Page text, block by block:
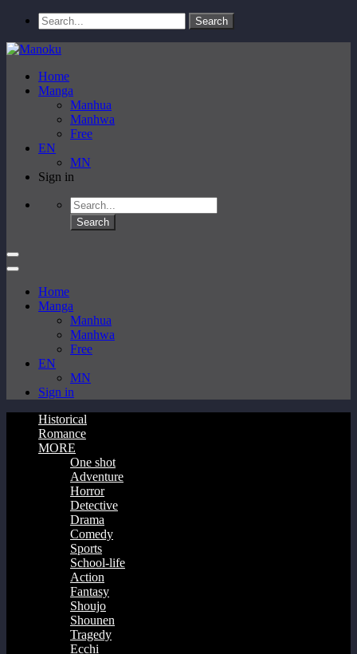
Home
Manga
Manhua
Manhwa
Free
EN
MN
Sign in
Home
Manga
Manhua
Manhwa
Free
EN
MN
Sign in
Historical
Romance
MORE
One shot
Adventure
Horror
Detective
Drama
Comedy
Sports
School-life
Action
Fantasy
Shoujo
Shounen
Tragedy
Ecchi